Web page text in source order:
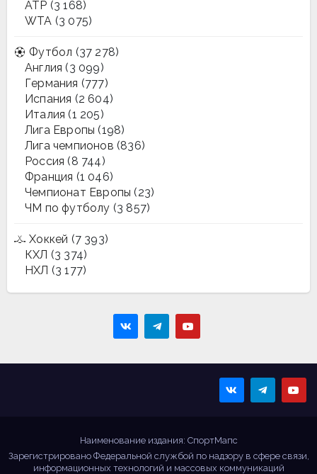
ATP (3 168)
WTA (3 075)
Футбол (37 278)
Англия (3 099)
Германия (777)
Испания (2 604)
Италия (1 205)
Лига Европы (198)
Лига чемпионов (836)
Россия (8 744)
Франция (1 046)
Чемпионат Европы (23)
ЧМ по футболу (3 857)
Хоккей (7 393)
КХЛ (3 374)
НХЛ (3 177)
Наименование издания: СпортМапс
Зарегистрировано Федеральной службой по надзору в сфере связи,
информационных технологий и массовых коммуникаций